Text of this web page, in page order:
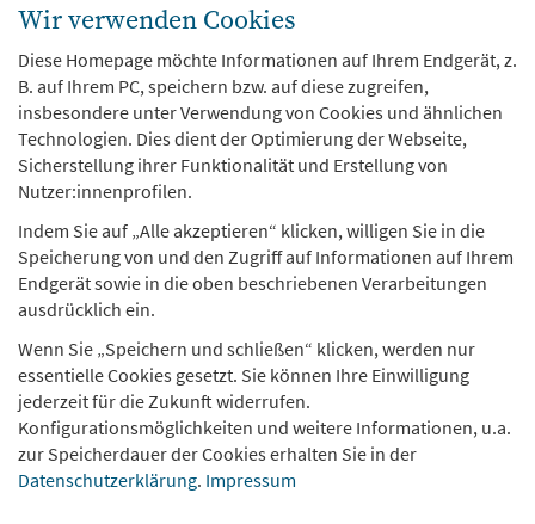
Vogelpothsweg 78
D-44227 Dortmund
Über uns
Themen
Kom
KJH-Report
Wir verwenden Cookies
Diese Homepage möchte Informationen auf Ihrem Endgerät, z.
B. auf Ihrem PC, speichern bzw. auf diese zugreifen,
insbesondere unter Verwendung von Cookies und ähnlichen
Technologien. Dies dient der Optimierung der Webseite,
Sicherstellung ihrer Funktionalität und Erstellung von
Nutzer:innenprofilen.
Indem Sie auf „Alle akzeptieren“ klicken, willigen Sie in die
Speicherung von und den Zugriff auf Informationen auf Ihrem
Endgerät sowie in die oben beschriebenen Verarbeitungen
ausdrücklich ein.
Wenn Sie „Speichern und schließen“ klicken, werden nur
essentielle Cookies gesetzt. Sie können Ihre Einwilligung
jederzeit für die Zukunft widerrufen.
Konfigurationsmöglichkeiten und weitere Informationen, u.a.
zur Speicherdauer der Cookies erhalten Sie in der
Datenschutzerklärung. Impressum